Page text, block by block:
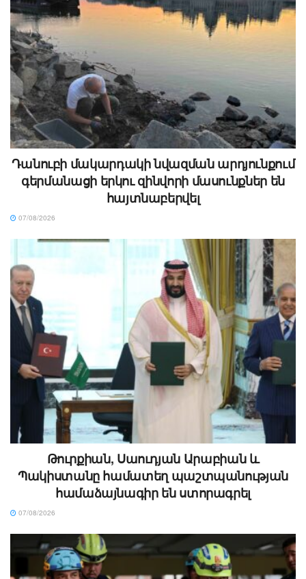
Դանուբի մակարդակի նվազման արդյունքում
գերմանացի երկու զինվորի մասունքներ են
հայտնաբերվել
07/08/2026
Թուրքիան, Սաուդյան Արաբիան և
Պակիստանը համատեղ պաշտպանության
համաձայնագիր են ստորագրել
07/08/2026